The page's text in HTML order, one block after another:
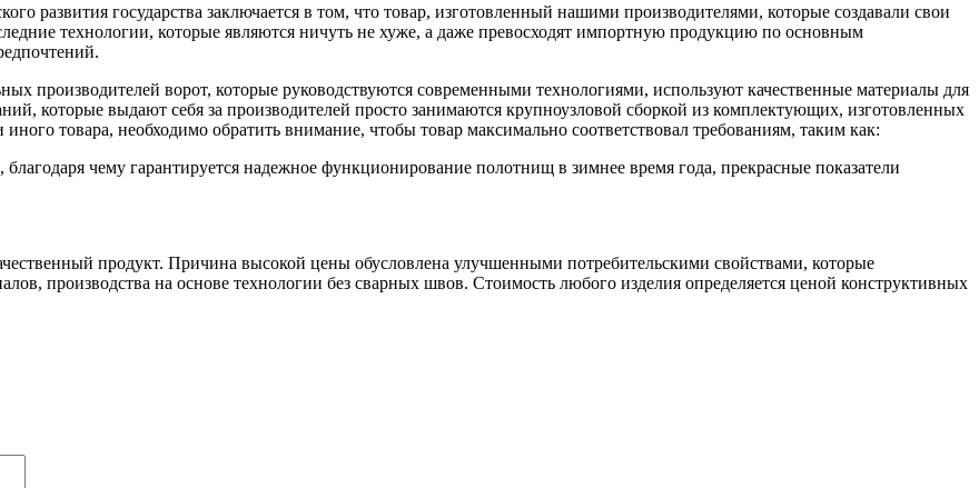
развития государства заключается в том, что товар, изготовленный нашими производителями, которые создавали свои
технологии, которые являются ничуть не хуже, а даже превосходят импортную продукцию по основным
производителей ворот, которые руководствуются современными технологиями, используют качественные материалы для
которые выдают себя за производителей просто занимаются крупноузловой сборкой из комплектующих, изготовленных
товара, необходимо обратить внимание, чтобы товар максимально соответствовал требованиям, таким как:
чему гарантируется надежное функционирование полотнищ в зимнее время года, прекрасные показатели
продукт. Причина высокой цены обусловлена улучшенными потребительскими свойствами, которые
производства на основе технологии без сварных швов. Стоимость любого изделия определяется ценой конструктивных